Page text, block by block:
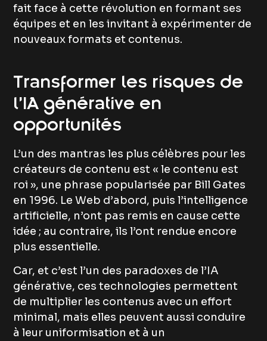
fait face à cette révolution en formant ses
équipes et en les invitant à expérimenter de
nouveaux formats et contenus.
Transformer les risques de
l’IA générative en
opportunités
L’un des mantras les plus célèbres pour les
créateurs de contenu est « le contenu est
roi », une phrase popularisée par Bill Gates
en 1996. Le Web d’abord, puis l’intelligence
artificielle, n’ont pas remis en cause cette
idée ; au contraire, ils l’ont rendue encore
plus essentielle.
Car, et c’est l’un des paradoxes de l’IA
générative, ces technologies permettent
de multiplier les contenus avec un effort
minimal, mais elles peuvent aussi conduire
à leur uniformisation et à un